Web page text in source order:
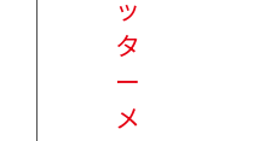
ッ
タ
ー
メ